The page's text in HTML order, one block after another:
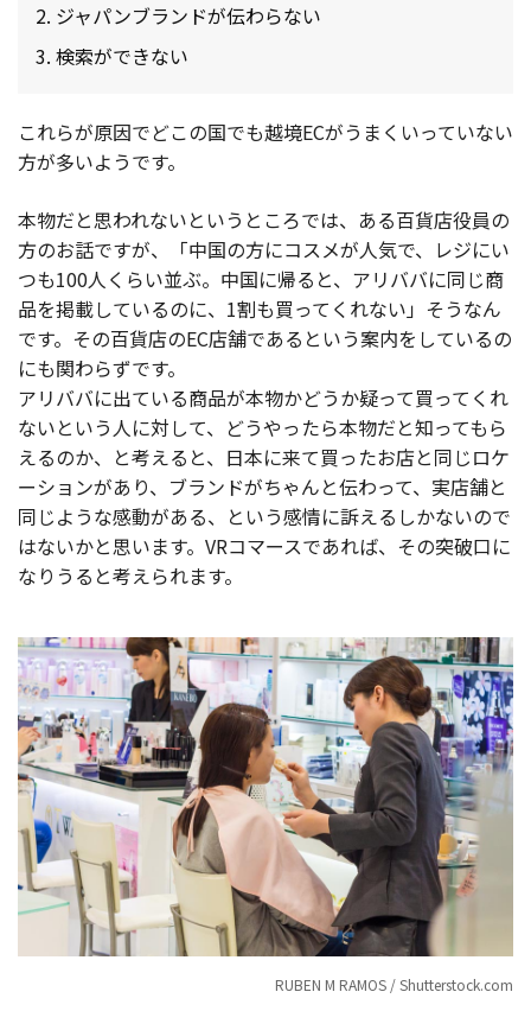
ジャパンブランドが伝わらない
検索ができない
これらが原因でどこの国でも越境ECがうまくいっていない
方が多いようです。
本物だと思われないというところでは、ある百貨店役員の
方のお話ですが、「中国の方にコスメが人気で、レジにい
つも100人くらい並ぶ。中国に帰ると、アリババに同じ商
品を掲載しているのに、1割も買ってくれない」そうなん
です。その百貨店のEC店舗であるという案内をしているの
にも関わらずです。
アリババに出ている商品が本物かどうか疑って買ってくれ
ないという人に対して、どうやったら本物だと知ってもら
えるのか、と考えると、日本に来て買ったお店と同じロケ
ーションがあり、ブランドがちゃんと伝わって、実店舗と
同じような感動がある、という感情に訴えるしかないので
はないかと思います。VRコマースであれば、その突破口に
なりうると考えられます。
RUBEN M RAMOS / Shutterstock.com